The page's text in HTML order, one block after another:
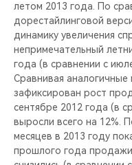
летом 2013 года. По
дорестайлинговой
динамику увеличения
непримечательный
года (в сравнении с
Сравнивая
зафиксирован рост
сентябре 2012 года (в
выросли всего на 12%.
месяцев в 2013 году
прошлого года